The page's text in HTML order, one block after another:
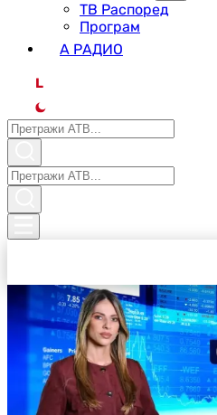
ТВ Распоред
Програм
А РАДИО
L